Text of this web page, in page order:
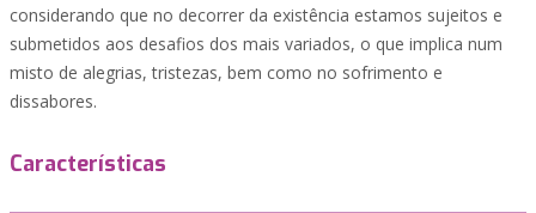
considerando que no decorrer da existência estamos sujeitos e
submetidos aos desafios dos mais variados, o que implica num
misto de alegrias, tristezas, bem como no sofrimento e
dissabores.
Características